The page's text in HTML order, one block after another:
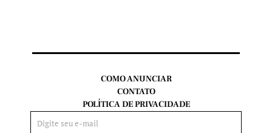
COMO ANUNCIAR
CONTATO
POLÍTICA DE PRIVACIDADE